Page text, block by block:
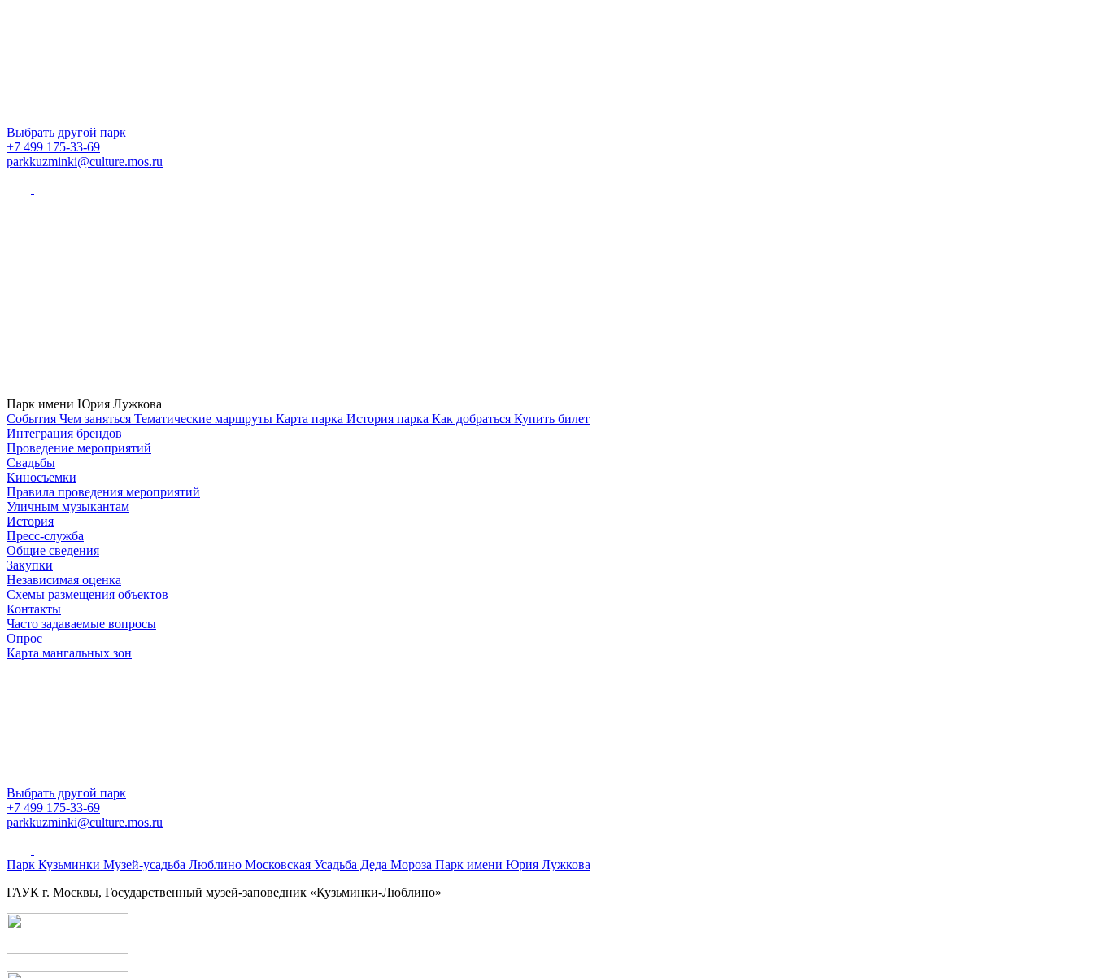
Выбрать другой парк
+7 499 175-33-69
parkkuzminki@culture.mos.ru
Парк имени Юрия Лужкова
Cобытия Чем заняться Тематические маршруты Карта парка История парка Как добраться Купить билет
Интеграция брендов
Проведение мероприятий
Свадьбы
Киносъемки
Правила проведения мероприятий
Уличным музыкантам
История
Пресс-служба
Общие сведения
Закупки
Независимая оценка
Схемы размещения объектов
Контакты
Часто задаваемые вопросы
Опрос
Карта мангальных зон
Выбрать другой парк
+7 499 175-33-69
parkkuzminki@culture.mos.ru
Парк Кузьминки Музей-усадьба Люблино Московская Усадьба Деда Мороза Парк имени Юрия Лужкова
ГАУК г. Москвы, Государственный музей-заповедник «Кузьминки-Люблино»